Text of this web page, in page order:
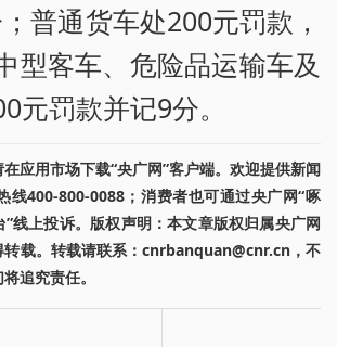
普通货车处200元罚款，
型客车、危险品运输车及
元罚款并记9分。
应用市场下载“央广网”客户端。欢迎提供新闻
线400-800-0088；消费者也可通过央广网“啄
线上投诉。版权声明：本文章版权归属央广网
转载。转载请联系：cnrbanquan@cnr.cn，不
追究责任。